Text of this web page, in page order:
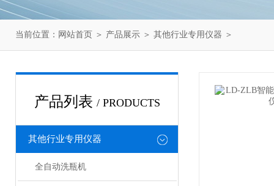
当前位置： 网站首页 ＞ 产品展示 ＞ 其他行业专用仪器 ＞
产品列表 / PRODUCTS
其他行业专用仪器
全自动洗瓶机